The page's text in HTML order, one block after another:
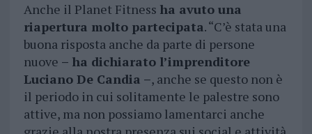
Anche il Planet Fitness ha avuto una
riapertura molto partecipata. “C’è stata una
buona risposta anche da parte di persone
nuove – ha dichiarato l’imprenditore
Luciano De Candia –, anche se questo non è
il periodo in cui solitamente le palestre sono
attive, ma non possiamo lamentarci anche